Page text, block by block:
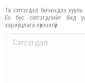
Та сэтгэгдэл бичихдээ
Ёс бус сэтгэгдлийг бид
хариуцлага хүлээхгүй.
Comment